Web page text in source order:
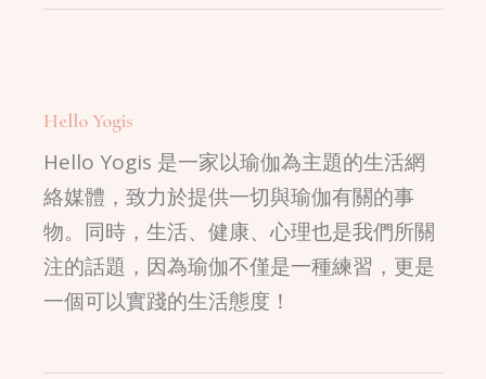
Hello Yogis
Hello Yogis 是一家以瑜伽為主題的生活網
絡媒體，致力於提供一切與瑜伽有關的事
物。同時，生活、健康、心理也是我們所關
注的話題，因為瑜伽不僅是一種練習，更是
一個可以實踐的生活態度！